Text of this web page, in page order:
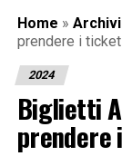
Home »
prendere i
2024
Biglietti